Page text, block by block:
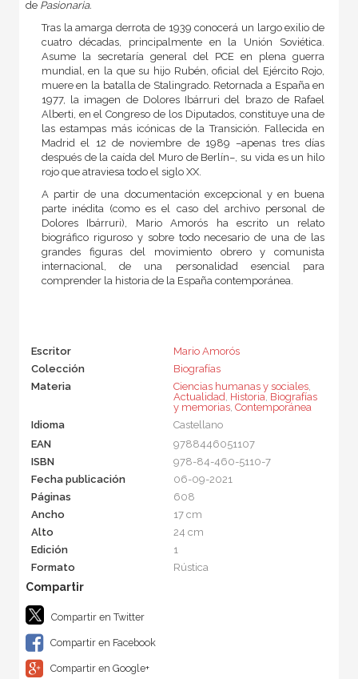
de Pasionaria.
Tras la amarga derrota de 1939 conocerá un largo exilio de
cuatro décadas, principalmente en la Unión Soviética.
Asume la secretaría general del PCE en plena guerra
mundial, en la que su hijo Rubén, oficial del Ejército Rojo,
muere en la batalla de Stalingrado. Retornada a España en
1977, la imagen de Dolores Ibárruri del brazo de Rafael
Alberti, en el Congreso de los Diputados, constituye una de
las estampas más icónicas de la Transición. Fallecida en
Madrid el 12 de noviembre de 1989 –apenas tres días
después de la caída del Muro de Berlín–, su vida es un hilo
rojo que atraviesa todo el siglo XX.
A partir de una documentación excepcional y en buena
parte inédita (como es el caso del archivo personal de
Dolores Ibárruri), Mario Amorós ha escrito un relato
biográfico riguroso y sobre todo necesario de una de las
grandes figuras del movimiento obrero y comunista
internacional, de una personalidad esencial para
comprender la historia de la España contemporánea.
Escritor
Mario Amorós
Colección
Biografías
Materia
Ciencias humanas y sociales,
Actualidad, Historia, Biografías
y memorias, Contemporánea
Idioma
Castellano
EAN
9788446051107
ISBN
978-84-460-5110-7
Fecha publicación
06-09-2021
Páginas
608
Ancho
17 cm
Alto
24 cm
Edición
1
Formato
Rústica
Compartir en Twitter
Compartir en Facebook
Compartir en Google+